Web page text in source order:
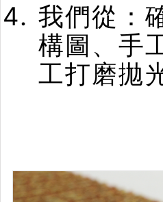
我們從：
構圖、手
工打磨拋